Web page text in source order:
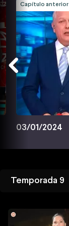
Capítulo anterior
03/01/2024